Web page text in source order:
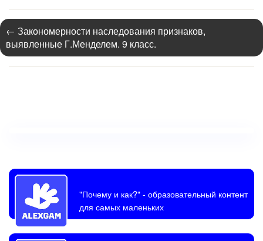
← Закономерности наследования признаков,
выявленные Г.Менделем. 9 класс.
"Почему и как?"- образовательный контент
для самых маленьких